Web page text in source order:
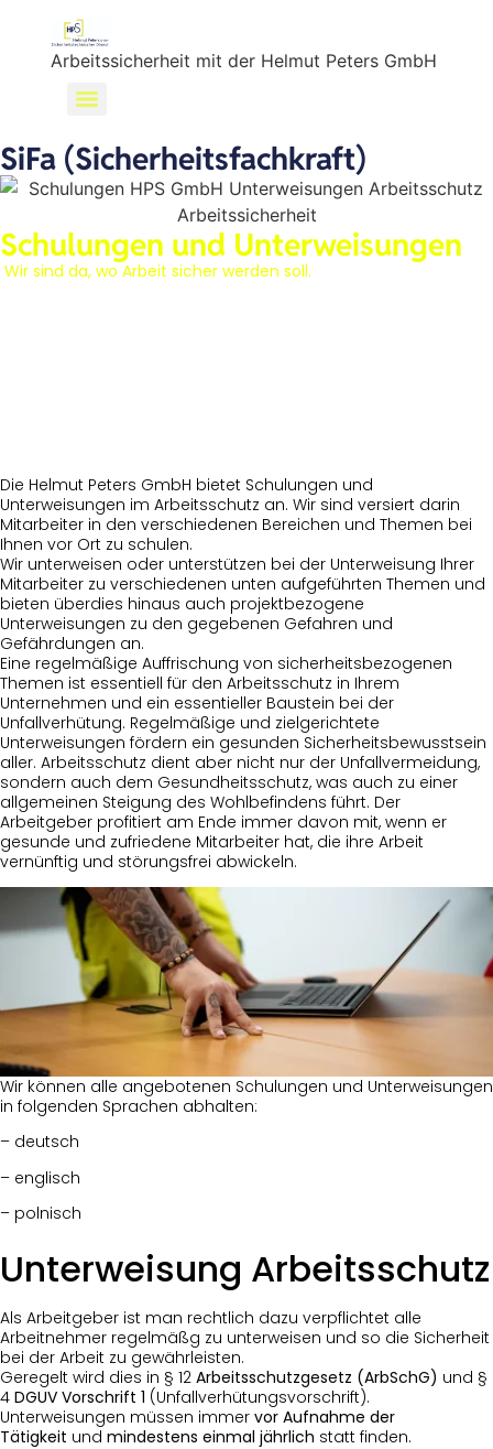
Arbeitssicherheit mit der Helmut Peters GmbH
SiFa (Sicherheitsfachkraft)
Schulungen und Unterweisungen
Wir sind da, wo Arbeit sicher werden soll.
Die Helmut Peters GmbH bietet Schulungen und
Unterweisungen im Arbeitsschutz an. Wir sind versiert darin
Mitarbeiter in den verschiedenen Bereichen und Themen bei
Ihnen vor Ort zu schulen.
Wir unterweisen oder unterstützen bei der Unterweisung Ihrer
Mitarbeiter zu verschiedenen unten aufgeführten Themen und
bieten überdies hinaus auch projektbezogene
Unterweisungen zu den gegebenen Gefahren und
Gefährdungen an.
Eine regelmäßige Auffrischung von sicherheitsbezogenen
Themen ist essentiell für den Arbeitsschutz in Ihrem
Unternehmen und ein essentieller Baustein bei der
Unfallverhütung. Regelmäßige und zielgerichtete
Unterweisungen fördern ein gesunden Sicherheitsbewusstsein
aller. Arbeitsschutz dient aber nicht nur der Unfallvermeidung,
sondern auch dem Gesundheitsschutz, was auch zu einer
allgemeinen Steigung des Wohlbefindens führt. Der
Arbeitgeber profitiert am Ende immer davon mit, wenn er
gesunde und zufriedene Mitarbeiter hat, die ihre Arbeit
vernünftig und störungsfrei abwickeln.
Wir können alle angebotenen Schulungen und Unterweisungen
in folgenden Sprachen abhalten:
– deutsch
– englisch
– polnisch
Unterweisung Arbeitsschutz
Als Arbeitgeber ist man rechtlich dazu verpflichtet alle
Arbeitnehmer regelmäßg zu unterweisen und so die Sicherheit
bei der Arbeit zu gewährleisten.
Geregelt wird dies in § 12 Arbeitsschutzgesetz (ArbSchG) und §
4 DGUV Vorschrift 1 (Unfallverhütungsvorschrift).
Unterweisungen müssen immer vor Aufnahme der
Tätigkeit und mindestens einmal jährlich statt finden.